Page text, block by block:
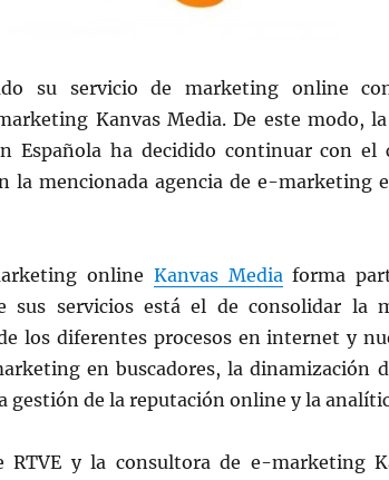
su servicio de marketing online
Kanvas Media. De este modo,
Española ha decidido continuar con el
la mencionada agencia de e-marketing
online Kanvas Mediaforma
sus servicios está el de consolidar la
los diferentes procesos en internet y
en buscadores, la dinamización
gestión de la reputación online y la
RTVE y la consultora de e-marketing